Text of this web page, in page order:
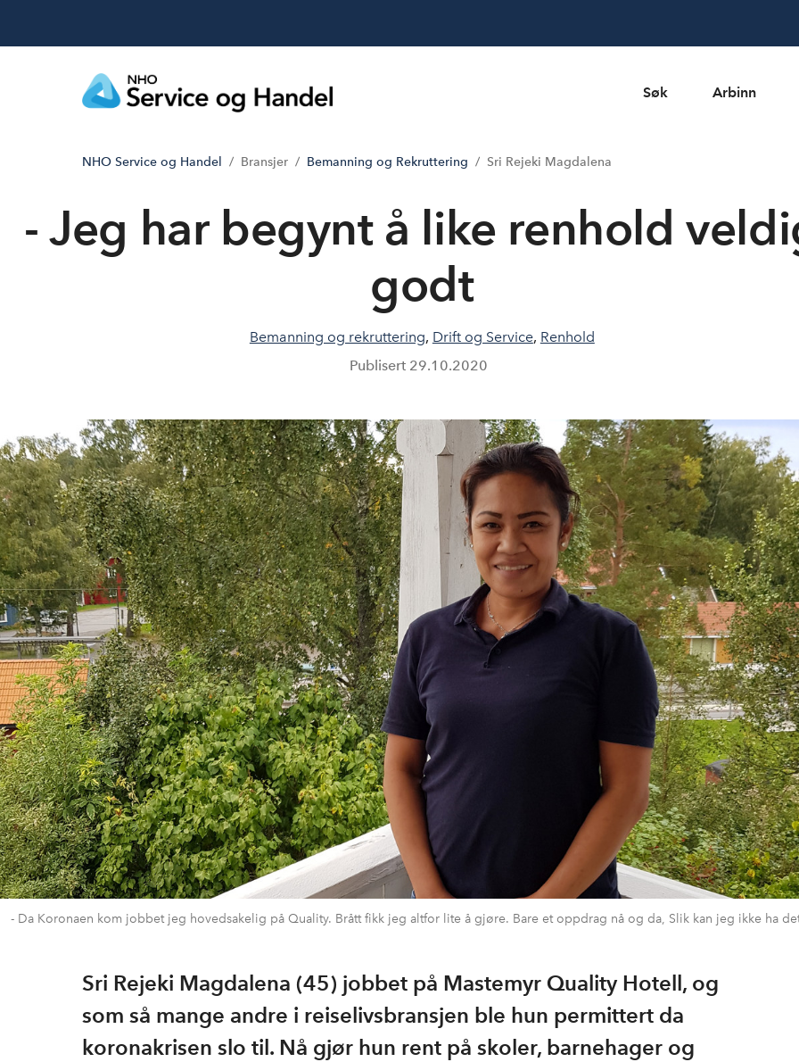
Søk Arbinn
NHO Service og Handel Bransjer Bemanning og Rekruttering Sri Rejeki Magdalena
- Jeg har begynt å like renhold
godt
Bemanning og rekruttering, Drift og Service, Renhold
Publisert 29.10.2020
- Da Koronaen kom jobbet jeg hovedsakelig på Quality. Brått fikk jeg altfor lite å gjøre. Bare et oppdrag nå og da, Slik kan jeg ikke ha
Sri Rejeki Magdalena (45) jobbet på Mastemyr Quality Hotell, og
som så mange andre i reiselivsbransjen ble hun permittert da
koronakrisen slo til. Nå gjør hun rent på skoler, barnehager og